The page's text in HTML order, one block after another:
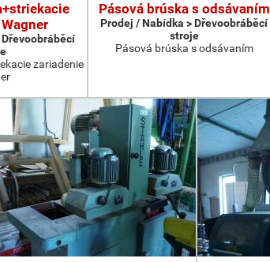
zariadenie
Pásová brúska s odsávaním
Prodej / Nabídka > Dřevoobráběcí
stroje
Pásová brúska s odsávaním